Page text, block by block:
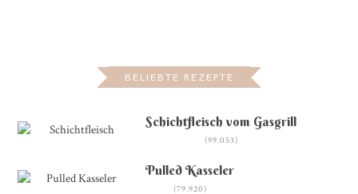
BELIEBTE REZEPTE
Schichtfleisch vom Gasgrill
(99.053)
Pulled Kasseler
(79.920)